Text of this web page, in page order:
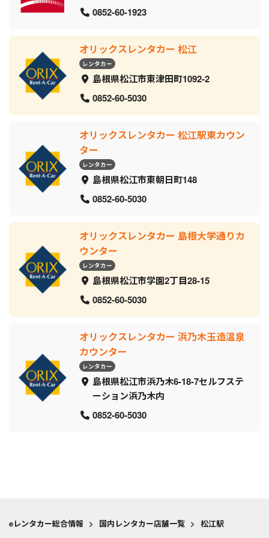
0852-60-1923
オリックスレンタカー 松江
レンタカー
島根県松江市東津田町1092-2
0852-60-5030
オリックスレンタカー 松江駅東カウン
ター
レンタカー
島根県松江市東朝日町148
0852-60-5030
オリックスレンタカー 島根大学通りカ
ウンター
レンタカー
島根県松江市学園2丁目28-15
0852-60-5030
オリックスレンタカー 浜乃木玉造温泉
カウンター
レンタカー
島根県松江市浜乃木6-18-7セルフステ
ーション浜乃木内
0852-60-5030
eレンタカー総合情報 > 国内レンタカー店舗一覧 > 松江駅